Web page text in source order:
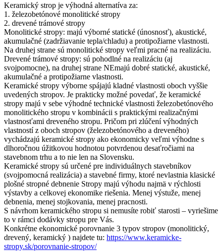
Keramický strop je výhodná alternatíva za:
1. železobetónové monolitické stropy
2. drevené trámové stropy
Monolitické stropy: majú výborné statické (únosnosť), akustické,
akumulačné (zadržiavanie tepla/chladu) a protipožiarne vlastnosti.
Na druhej strane sú monolitické stropy veľmi pracné na realizáciu.
Drevené trámové stropy: sú pohodlné na realizáciu (aj
svojpomocne), na druhej strane NEmajú dobré statické, akustické,
akumulačné a protipožiarne vlastnosti.
Keramické stropy výborne spájajú kladné vlastnosti oboch vyššie
uvedených stropov. Je prakticky možné povedať, že keramické
stropy majú v sebe výhodné technické vlastnosti železobetónového
monolitického stropu v kombinácii s praktickými realizačnými
vlastnosťami dreveného stropu. Pričom pri zlúčení výhodných
vlastností z oboch stropov (železobetónového a dreveného)
vychádzajú keramické stropy ako ekonomicky veľmi výhodne s
dlhoročnou úžitkovou hodnotou potvrdenou desaťročiami na
stavebnom trhu a to nie len na Slovensku.
Keramické stropy sú určené pre individuálnych stavebníkov
(svojpomocná realizácia) a stavebné firmy, ktoré nevlastnia klasické
plošné stropné debnenie Stropy majú výhodu najmä v rýchlosti
výstavby a celkovej ekonomike riešenia. Menej výstuže, menej
debnenia, menej stojkovania, menej pracnosti.
S návrhom keramického stropu si nemusíte robiť starosti – vyriešime
to v rámci dodávky stropu pre Vás.
Konkrétne ekonomické porovnanie 3 typov stropov (monolitický,
drevený, keramický ) najdete tu: https://www.keramicke-
stropy.sk/porovnanie-stropov/